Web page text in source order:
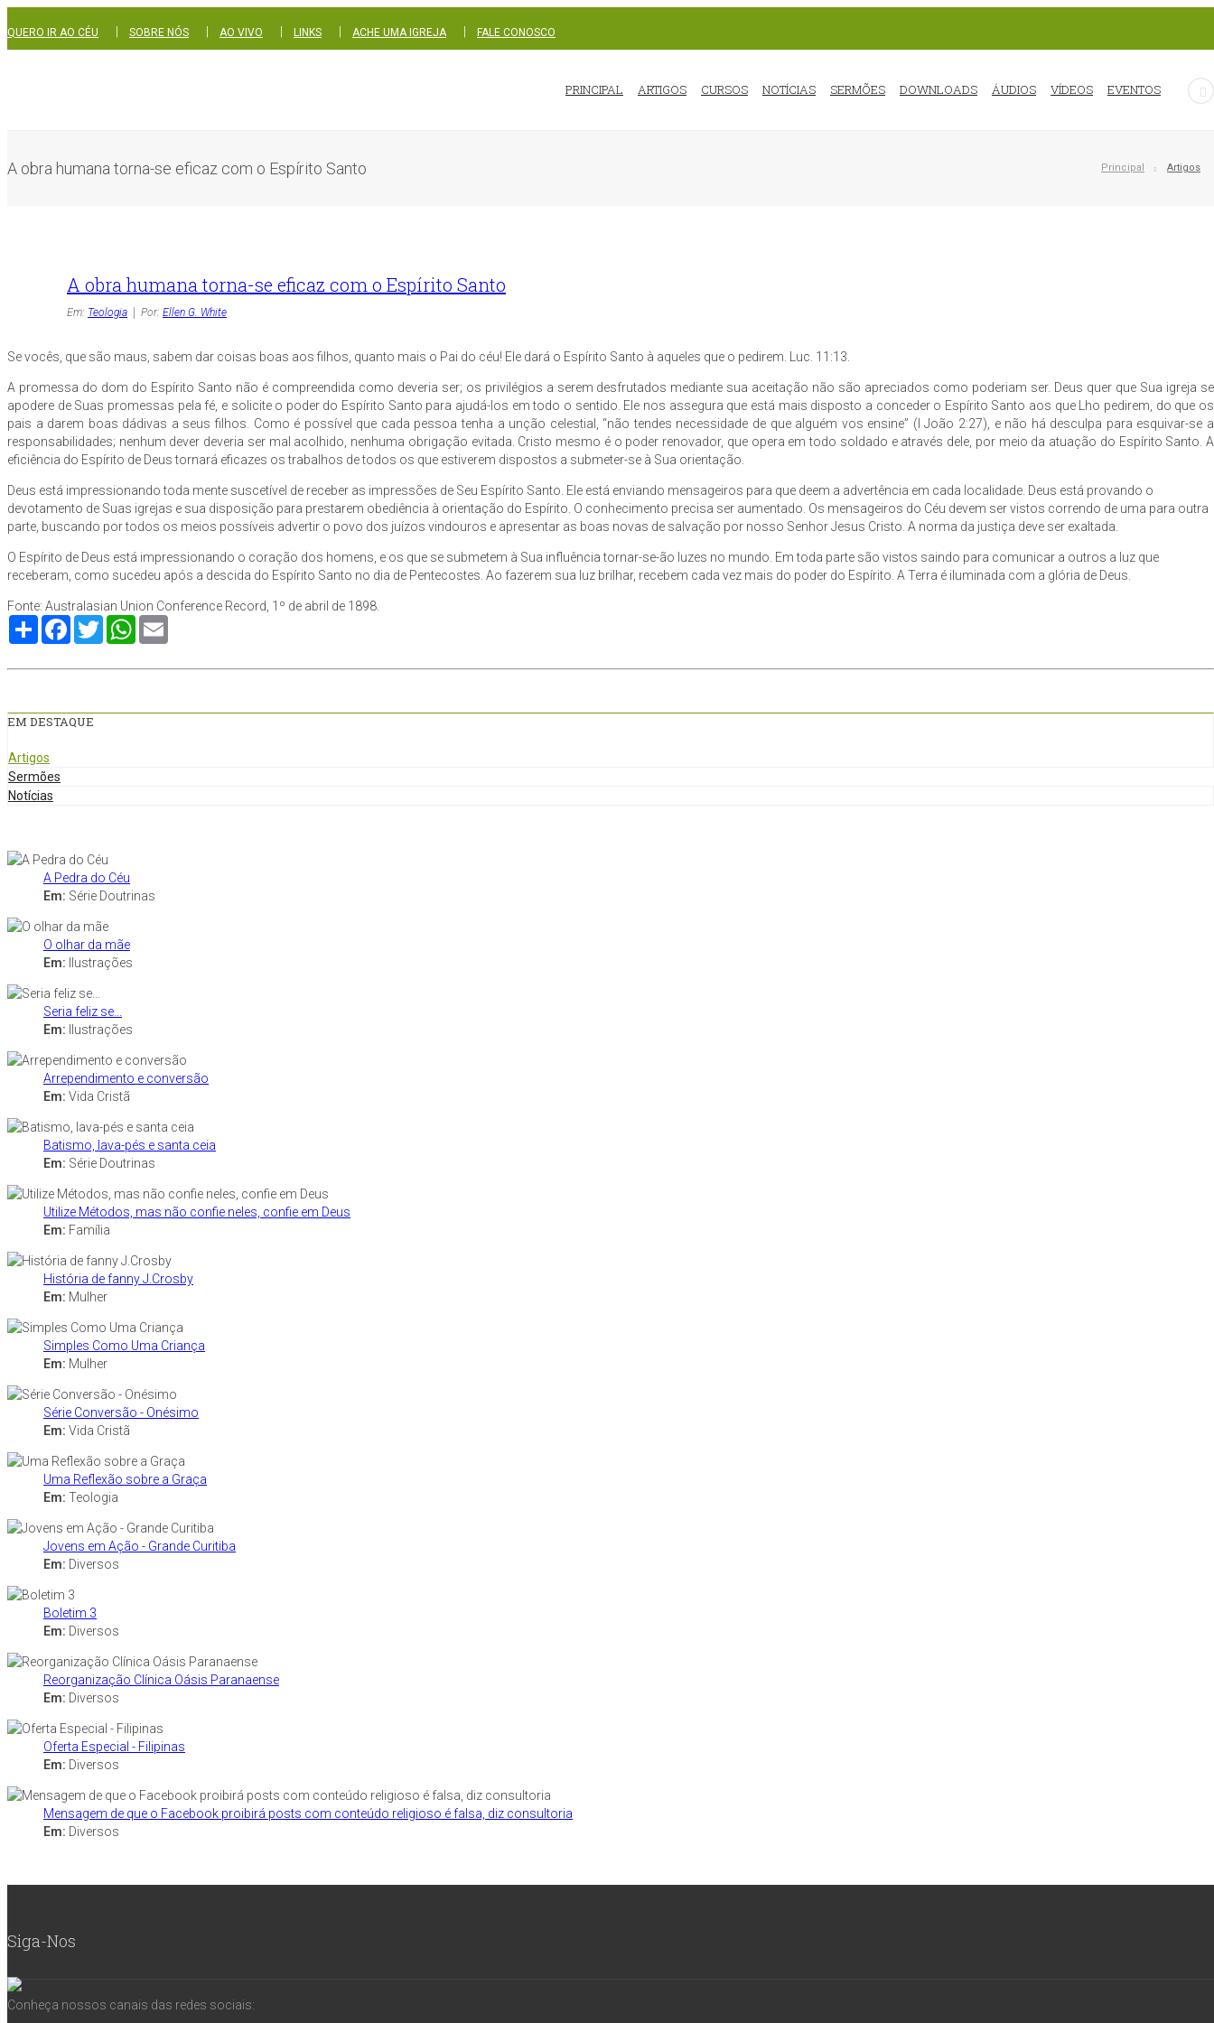
QUERO IR AO CÉU SOBRE NÓS AO VIVO LINKS ACHE UMA IGREJA FALE CONOSCO
PRINCIPAL ARTIGOS CURSOS NOTÍCIAS SERMÕES DOWNLOADS ÁUDIOS VÍDEOS EVENTOS
A obra humana torna-se eficaz com o Espírito Santo Principal Artigos
A obra humana torna-se eficaz com o Espírito Santo
Em: Teologia Por: Ellen G. White
Se vocês, que são maus, sabem dar coisas boas aos filhos, quanto mais o Pai do céu! Ele dará o Espírito Santo à aqueles que o pedirem. Luc. 11:13.
A promessa do dom do Espírito Santo não é compreendida como deveria ser; os privilégios a serem desfrutados mediante sua aceitação não são apreciados como poderiam ser. Deus quer que Sua igreja se
apodere de Suas promessas pela fé, e solicite o poder do Espírito Santo para ajudá-los em todo o sentido. Ele nos assegura que está mais disposto a conceder o Espírito Santo aos que Lho pedirem, do que os
pais a darem boas dádivas a seus filhos. Como é possível que cada pessoa tenha a unção celestial, “não tendes necessidade de que alguém vos ensine” (I João 2:27), e não há desculpa para esquivar-se a
responsabilidades; nenhum dever deveria ser mal acolhido, nenhuma obrigação evitada. Cristo mesmo é o poder renovador, que opera em todo soldado e através dele, por meio da atuação do Espírito Santo. A
eficiência do Espírito de Deus tornará eficazes os trabalhos de todos os que estiverem dispostos a submeter-se à Sua orientação.
Deus está impressionando toda mente suscetível de receber as impressões de Seu Espírito Santo. Ele está enviando mensageiros para que deem a advertência em cada localidade. Deus está provando o
devotamento de Suas igrejas e sua disposição para prestarem obediência à orientação do Espírito. O conhecimento precisa ser aumentado. Os mensageiros do Céu devem ser vistos correndo de uma para outra
parte, buscando por todos os meios possíveis advertir o povo dos juízos vindouros e apresentar as boas novas de salvação por nosso Senhor Jesus Cristo. A norma da justiça deve ser exaltada.
O Espírito de Deus está impressionando o coração dos homens, e os que se submetem à Sua influência tornar-se-ão luzes no mundo. Em toda parte são vistos saindo para comunicar a outros a luz que
receberam, como sucedeu após a descida do Espírito Santo no dia de Pentecostes. Ao fazerem sua luz brilhar, recebem cada vez mais do poder do Espírito. A Terra é iluminada com a glória de Deus.
Fonte: Australasian Union Conference Record, 1º de abril de 1898.
Compartilhe
Facebook
TwitterWhatsApp
EM DESTAQUE
Artigos
Sermões
Notícias
A Pedra do Céu
Em: Série Doutrinas
O olhar da mãe
Em: Ilustrações
Seria feliz se...
Em: Ilustrações
Arrependimento e conversão
Em: Vida Cristã
Batismo, lava-pés e santa ceia
Em: Série Doutrinas
Utilize Métodos, mas não confie neles, confie em Deus
Em: Família
História de fanny J.Crosby
Em: Mulher
Simples Como Uma Criança
Em: Mulher
Série Conversão - Onésimo
Em: Vida Cristã
Uma Reflexão sobre a Graça
Em: Teologia
Jovens em Ação - Grande Curitiba
Em: Diversos
Boletim 3
Em: Diversos
Reorganização Clínica Oásis Paranaense
Em: Diversos
Oferta Especial - Filipinas
Em: Diversos
Mensagem de que o Facebook proibirá posts com conteúdo religioso é falsa, diz consultoria
Em: Diversos
Siga-Nos
Conheça nossos canais das redes sociais: